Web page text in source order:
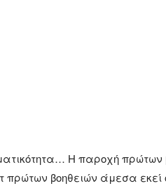
Η παροχή πρώτων
πρώτων βοηθειών άμεσα